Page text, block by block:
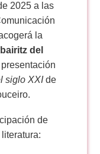
2025 a las
la
del
siglo XXIde
de